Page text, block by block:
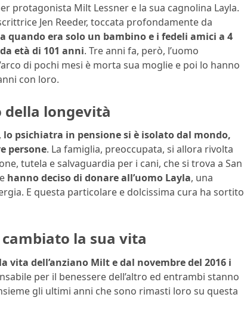
protagonista Milt Lessner e la sua cagnolina Layla.
Jen Reeder, toccata profondamente da
quando era solo un bambino e i fedeli amici a 4
età di 101 anni. Tre anni fa, però, l’uomo
di pochi mesi è morta sua moglie e poi lo hanno
con loro.
della longevità
lo psichiatra in pensione si è isolato dal mondo,
persone. La famiglia, preoccupata, si allora rivolta
tutela e salvaguardia per i cani, che si trova a San
hanno deciso di donare all’uomo Layla, una
E questa particolare e dolcissima cura ha sortito
la sua vita
vita dell’anziano Milt e dal novembre del 2016 i
per il benessere dell’altro ed entrambi stanno
gli ultimi anni che sono rimasti loro su questa